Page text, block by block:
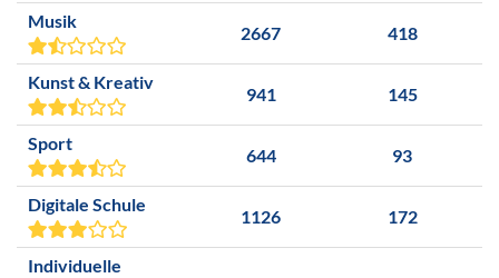
Musik
2667 418
Kunst & Kreativ
941 145
Sport
644 93
Digitale Schule
1126 172
Individuelle